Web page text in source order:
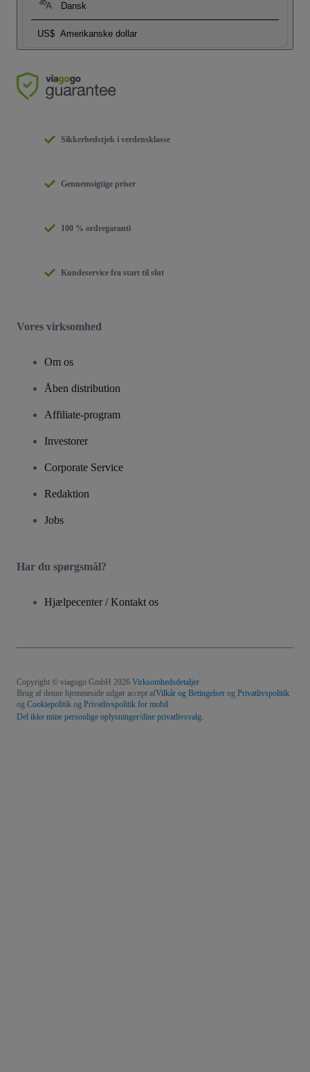
Dansk
US$ Amerikanske dollar
Sikkerhedstjek i verdensklasse
Gennemsigtige priser
100 % ordregaranti
Kundeservice fra start til slut
Vores virksomhed
Om os
Åben distribution
Affiliate-program
Investorer
Corporate Service
Redaktion
Jobs
Har du spørgsmål?
Hjælpecenter / Kontakt os
Copyright © viagogo GmbH 2026 Virksomhedsdetaljer
Brug af denne hjemmeside udgør accept afVilkår og Betingelser og Privatlivspolitik
og Cookiepolitik og Privatlivspolitik for mobil
Del ikke mine personlige oplysninger/dine privatlivsvalg.